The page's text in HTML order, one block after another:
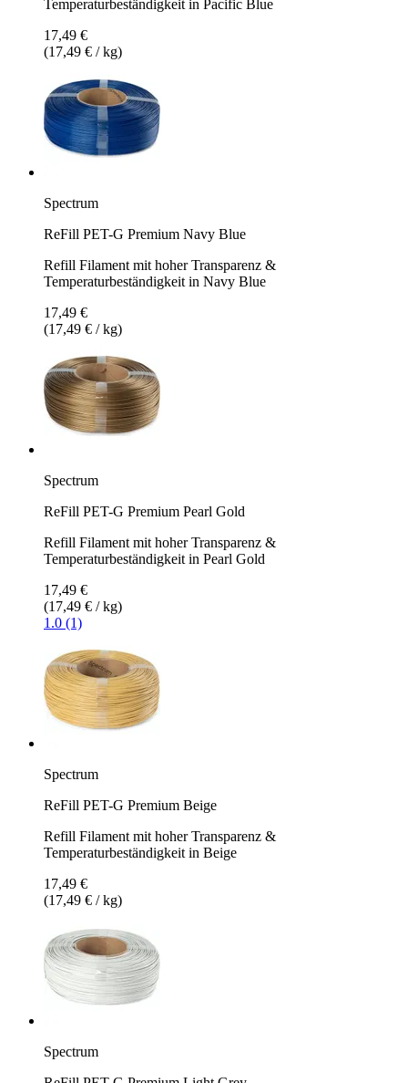
Temperaturbeständigkeit in Pacific Blue
17,49 €
(17,49 € / kg)
Spectrum
ReFill PET-G Premium Navy Blue
Refill Filament mit hoher Transparenz &
Temperaturbeständigkeit in Navy Blue
17,49 €
(17,49 € / kg)
Spectrum
ReFill PET-G Premium Pearl Gold
Refill Filament mit hoher Transparenz &
Temperaturbeständigkeit in Pearl Gold
17,49 €
(17,49 € / kg)
1.0 (1)
Spectrum
ReFill PET-G Premium Beige
Refill Filament mit hoher Transparenz &
Temperaturbeständigkeit in Beige
17,49 €
(17,49 € / kg)
Spectrum